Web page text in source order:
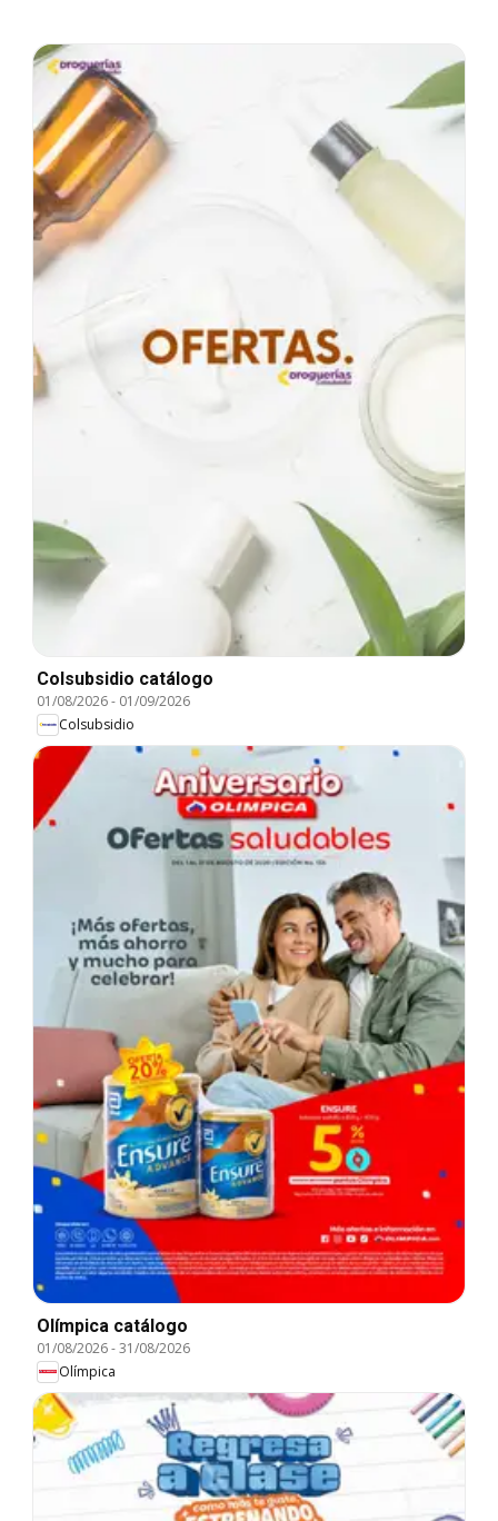
Colsubsidio catálogo
01/08/2026- 01/09/2026
Colsubsidio
Olímpica catálogo
01/08/2026-31/08/2026
Olímpica